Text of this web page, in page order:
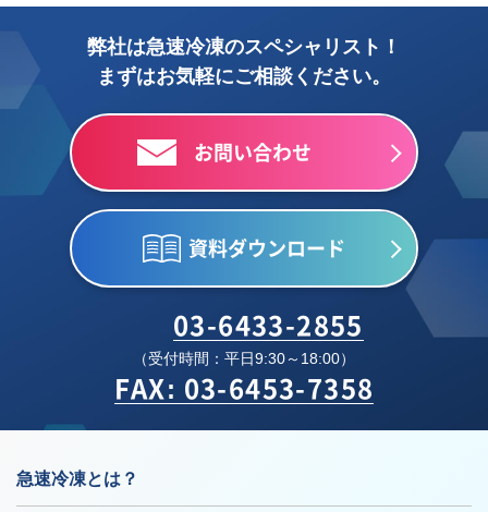
弊社は急速冷凍のスペシャリスト！
まずはお気軽にご相談ください。
お問い合わせ
資料ダウンロード
03-6433-2855
（受付時間：平日9:30～18:00）
FAX: 03-6453-7358
急速冷凍とは？